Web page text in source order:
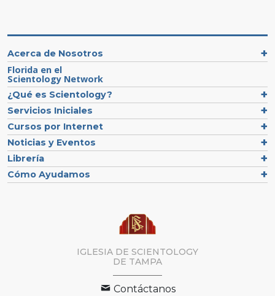
Acerca de Nosotros
Florida en el
Scientology Network
¿Qué es Scientology?
Servicios Iniciales
Cursos por Internet
Noticias y Eventos
Librería
Cómo Ayudamos
IGLESIA DE SCIENTOLOGY
DE TAMPA
Contáctanos